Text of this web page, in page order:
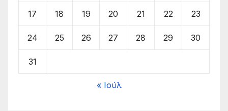
17 18 19 20 21 22 23
24 25 26 27 28 29 30
31
« Ιούλ